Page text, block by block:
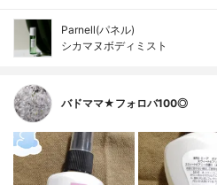
Parnell(パネル)
シカマヌボディミスト
バドママ★フォロバ100◎